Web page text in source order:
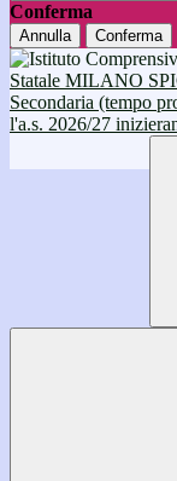
Conferma
Annulla Conferma
Statale MILANO
Secondaria (tempo
l'a.s. 2026/27